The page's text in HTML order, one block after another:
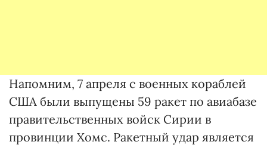
Напомним, 7 апреля с военных кораблей
США были выпущены 59 ракет по авиабазе
правительственных войск Сирии в
провинции Хомс. Ракетный удар является